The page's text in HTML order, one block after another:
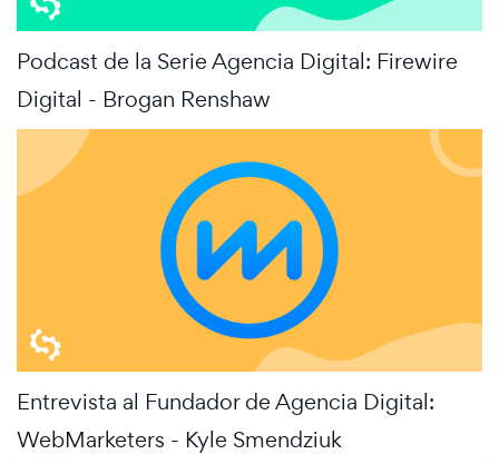
Podcast de la Serie Agencia Digital: Firewire
Digital - Brogan Renshaw
Entrevista al Fundador de Agencia Digital:
WebMarketers - Kyle Smendziuk